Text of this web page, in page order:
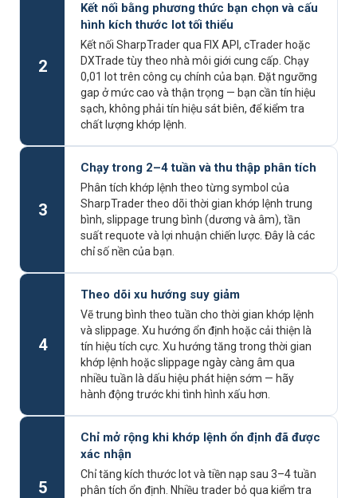
2
Kết nối bằng phương thức bạn chọn và cấu
hình kích thước lot tối thiểu
Kết nối SharpTrader qua FIX API, cTrader hoặc
DXTrade tùy theo nhà môi giới cung cấp. Chạy
0,01 lot trên công cụ chính của bạn. Đặt ngưỡng
gap ở mức cao và thận trọng — bạn cần tín hiệu
sạch, không phải tín hiệu sát biên, để kiểm tra
chất lượng khớp lệnh.
3
Chạy trong 2–4 tuần và thu thập phân tích
Phân tích khớp lệnh theo từng symbol của
SharpTrader theo dõi thời gian khớp lệnh trung
bình, slippage trung bình (dương và âm), tần
suất requote và lợi nhuận chiến lược. Đây là các
chỉ số nền của bạn.
4
Theo dõi xu hướng suy giảm
Vẽ trung bình theo tuần cho thời gian khớp lệnh
và slippage. Xu hướng ổn định hoặc cải thiện là
tín hiệu tích cực. Xu hướng tăng trong thời gian
khớp lệnh hoặc slippage ngày càng âm qua
nhiều tuần là dấu hiệu phát hiện sớm — hãy
hành động trước khi tình hình xấu hơn.
5
Chỉ mở rộng khi khớp lệnh ổn định đã được
xác nhận
Chỉ tăng kích thước lot và tiền nạp sau 3–4 tuần
phân tích ổn định. Nhiều trader bỏ qua kiểm tra